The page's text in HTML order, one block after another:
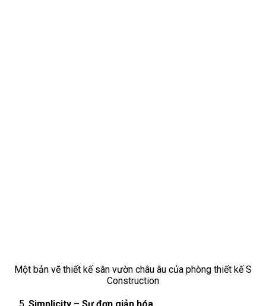
Một bản vẽ thiết kế sân vườn châu âu của phòng thiết kế S
Construction